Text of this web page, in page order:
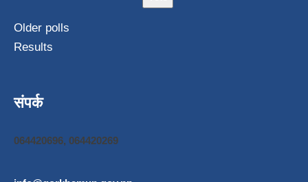
Older polls
Results
संपर्क
064420696, 064420269